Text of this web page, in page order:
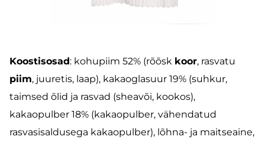
Koostisosad: kohupiim 52% (rõõsk koor, rasvatu
piim, juuretis, laap), kakaoglasuur 19% (suhkur,
taimsed õlid ja rasvad (sheavõi, kookos),
kakaopulber 18% (kakaopulber, vähendatud
rasvasisaldusega kakaopulber), lõhna- ja maitseaine,